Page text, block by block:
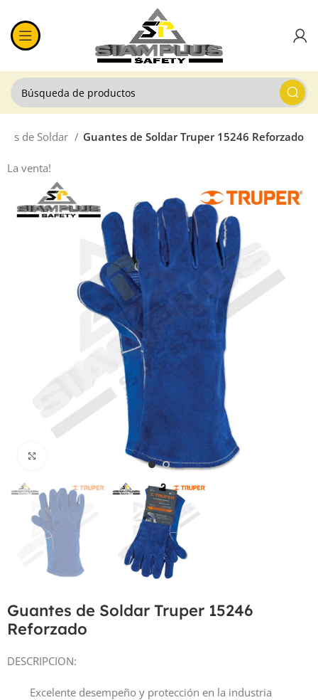
de Soldar Guantes de Soldar Truper 15246 Reforzado
La venta!
Haga Click para agrandar
Guantes de Soldar Truper 15246
Reforzado
DESCRIPCION:
Excelente desempeño y protección en la industria